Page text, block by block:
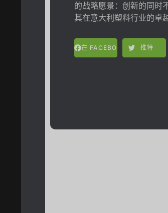
的战略愿景：创新的同时
其在意大利塑料行业的卓
在 FACEBOOK 上 推特